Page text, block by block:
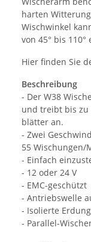
harten
Wischwinkel
von 45° bis
Hier finden Sie
Beschreibung
- Der W38
und treibt bis zu
blätter an.
- Zwei
55 Wischungen/
- Einfach
- 12 oder 24 V
- EMC-geschützt
- Antriebswelle
- Isolierte
- Parallel-